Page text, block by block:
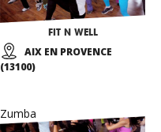
FIT N WELL
AIX EN PROVENCE
(13100)
Zumba